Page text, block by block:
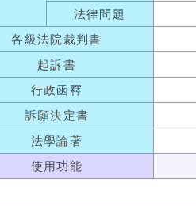
法律問題
各級法院裁判書
起訴書
行政函釋
訴願決定書
法學論著
使用功能